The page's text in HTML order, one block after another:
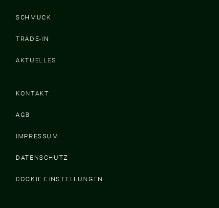
SCHMUCK
TRADE-IN
AKTUELLES
KONTAKT
AGB
IMPRESSUM
DATENSCHUTZ
COOKIE EINSTELLUNGEN